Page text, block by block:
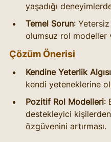
yaşadığı
Temel Sorun:
olumsuz rol modeller
Çözüm Önerisi
Kendine Yeterlik Algısı
kendi yeteneklerine
Pozitif Rol Modelleri:
destekleyici
özgüvenini artırması.